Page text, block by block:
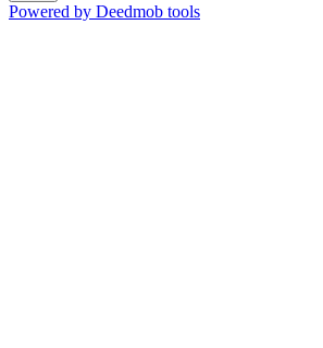
Powered by Deedmob tools